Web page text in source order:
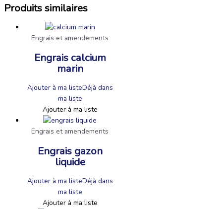
Produits similaires
Engrais et amendements
Engrais calcium
marin
Ajouter à ma listeDéjà dans
ma liste
Ajouter à ma liste
Engrais et amendements
Engrais gazon
liquide
Ajouter à ma listeDéjà dans
ma liste
Ajouter à ma liste